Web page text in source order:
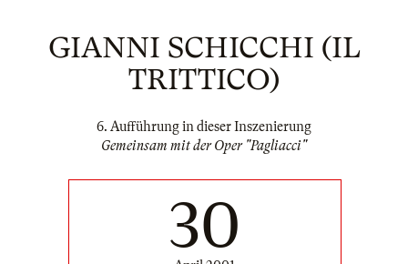
GIANNI SCHICCHI (IL
TRITTICO)
6. Aufführung in dieser Inszenierung
Gemeinsam mit der Oper "Pagliacci"
30